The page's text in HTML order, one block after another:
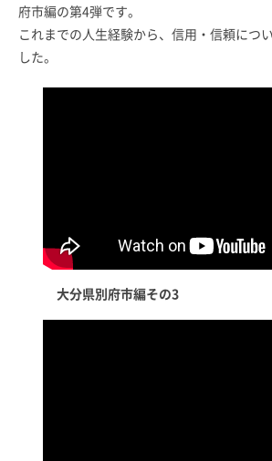
府市編の第4弾です。
これまでの人生経験から、信用・信頼につ
した。
大分県別府市編その3